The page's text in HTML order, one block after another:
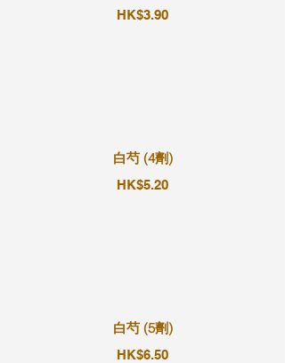
HK$3.90
白芍 (4劑)
HK$5.20
白芍 (5劑)
HK$6.50